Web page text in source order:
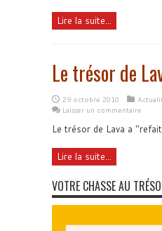
Lire la suite...
Le trésor de
29 octobre 2010
Laisser un commentaire
Le trésor de Lava a
Lire la suite...
VOTRE CHASSE AU